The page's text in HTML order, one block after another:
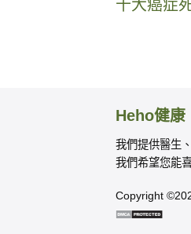
十大癌症
Heho健康
我們提供醫生
我們希望您能
Copyright